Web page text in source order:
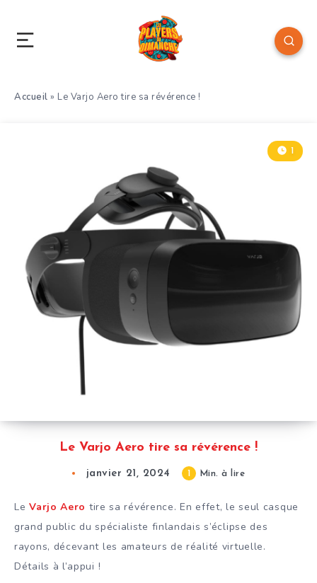
Accueil » Le Varjo Aero tire sa révérence !
Le Varjo Aero tire sa révérence !
1
janvier 21, 2024 1 Min. à lire
LeVarjo Aero tire sa révérence. En effet, le seul casque
grand public du spécialiste finlandais s’éclipse des
rayons, décevant les amateurs de réalité virtuelle.
Détails à l’appui !